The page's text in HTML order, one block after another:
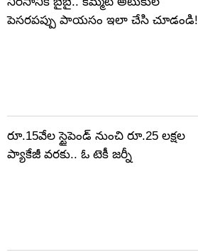
పెసరపప్పు పాయసం ఇలా చేసి చూడండి!
రూ.15వేల స్టైపెండ్ నుంచి రూ.25 లక్షల
ప్యాకేజీ వరకు.. ఓ టెకీ జర్నీ